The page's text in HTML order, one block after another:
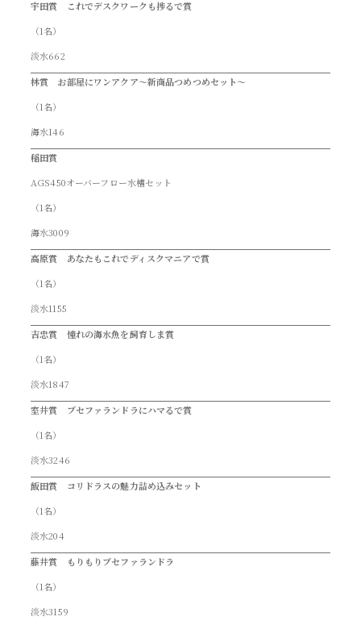
宇田賞 これでデスクワークも捗るで賞
（1名）
淡水662
林賞 お部屋にワンアクア～新商品つめつめセット～
（1名）
海水146
稲田賞
AGS450オーバーフロー水槽セット
（1名）
海水3009
高原賞 あなたもこれでディスクマニアで賞
（1名）
淡水1155
吉忠賞 憧れの海水魚を飼育しま賞
（1名）
淡水1847
室井賞 ブセファランドラにハマるで賞
（1名）
淡水3246
飯田賞 コリドラスの魅力詰め込みセット
（1名）
淡水204
藤井賞 もりもりブセファランドラ
（1名）
淡水3159